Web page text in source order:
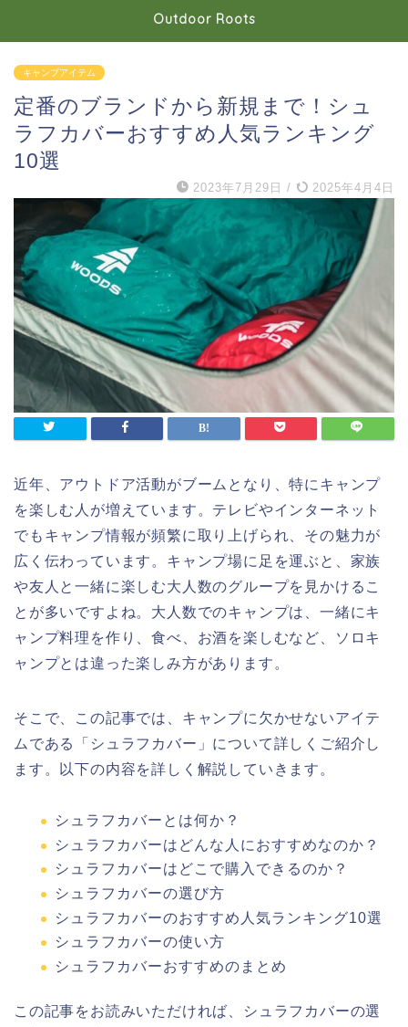
Outdoor Roots
キャンプアイテム
定番のブランドから新規まで！シュ
ラフカバーおすすめ人気ランキング
10選
2023年7月29日 / 2025年4月4日
近年、アウトドア活動がブームとなり、特にキャンプ
を楽しむ人が増えています。テレビやインターネット
でもキャンプ情報が頻繁に取り上げられ、その魅力が
広く伝わっています。キャンプ場に足を運ぶと、家族
や友人と一緒に楽しむ大人数のグループを見かけるこ
とが多いですよね。大人数でのキャンプは、一緒にキ
ャンプ料理を作り、食べ、お酒を楽しむなど、ソロキ
ャンプとは違った楽しみ方があります。
そこで、この記事では、キャンプに欠かせないアイテ
ムである「シュラフカバー」について詳しくご紹介し
ます。以下の内容を詳しく解説していきます。
シュラフカバーとは何か？
シュラフカバーはどんな人におすすめなのか？
シュラフカバーはどこで購入できるのか？
シュラフカバーの選び方
シュラフカバーのおすすめ人気ランキング10選
シュラフカバーの使い方
シュラフカバーおすすめのまとめ
この記事をお読みいただければ、シュラフカバーの選